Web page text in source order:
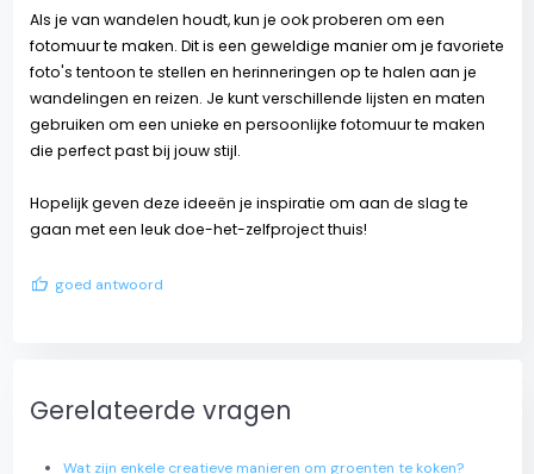
Als je van wandelen houdt, kun je ook proberen om een
fotomuur te maken. Dit is een geweldige manier om je favoriete
foto's tentoon te stellen en herinneringen op te halen aan je
wandelingen en reizen. Je kunt verschillende lijsten en maten
gebruiken om een unieke en persoonlijke fotomuur te maken
die perfect past bij jouw stijl.
Hopelijk geven deze ideeën je inspiratie om aan de slag te
gaan met een leuk doe-het-zelfproject thuis!
thumb_up goed antwoord
Gerelateerde vragen
Wat zijn enkele creatieve manieren om groenten te koken?